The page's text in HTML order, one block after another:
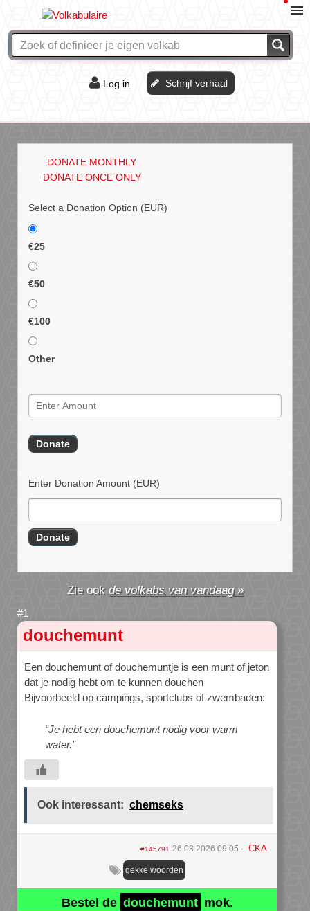
Log in Schrijf verhaal
DONATE MONTHLY
DONATE ONCE ONLY
Select a Donation Option (EUR)
€25
€50
€100
Other
Enter Donation Amount (EUR)
de volkabs van vandaag »
douchemunt
Een douchemunt of douchemuntje is een munt of jeton
dat je nodig hebt om te kunnen douchen
Bijvoorbeeld op campings, sportclubs of zwembaden:
“Je hebt een douchemunt nodig voor warm
water.”
Ook interessant: chemseks
#145791 26.03.2026 09:05 CKA
gekke woorden
Bestel de douchemunt mok.